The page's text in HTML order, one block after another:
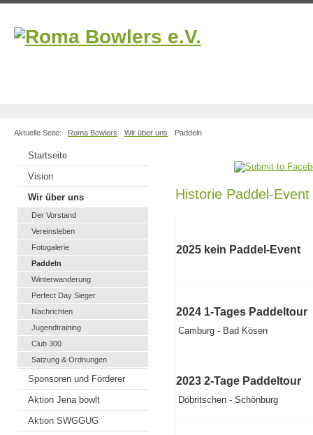
Aktuelle Seite: Roma Bowlers Wir über uns Paddeln
Startseite
Vision
Wir über uns
Der Vorstand
Vereinsleben
Fotogalerie
Paddeln
Winterwanderung
Perfect Day Sieger
Nachrichten
Jugendtraining
Club 300
Satzung & Ordnungen
Sponsoren und Förderer
Aktion Jena bowlt
Aktion SWGGUG
Historie Paddel-Event
2025 kein Paddel-Event
2024 1-Tages Paddeltour
Camburg - Bad Kösen
2023 2-Tage Paddeltour
Döbritschen - Schönburg